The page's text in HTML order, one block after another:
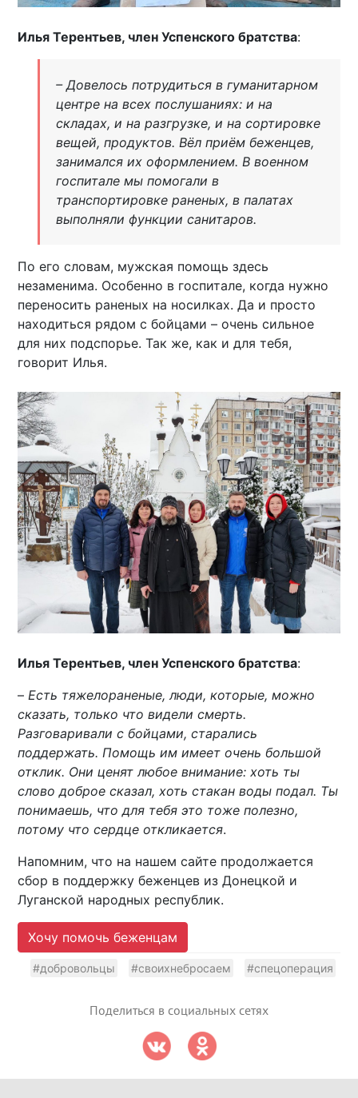
Илья Терентьев, член Успенского братства:
– Довелось потрудиться в гуманитарном
центре на всех послушаниях: и на
складах, и на разгрузке, и на сортировке
вещей, продуктов. Вёл приём беженцев,
занимался их оформлением. В военном
госпитале мы помогали в
транспортировке раненых, в палатах
выполняли функции санитаров.
По его словам, мужская помощь здесь
незаменима. Особенно в госпитале, когда нужно
переносить раненых на носилках. Да и просто
находиться рядом с бойцами – очень сильное
для них подспорье. Так же, как и для тебя,
говорит Илья.
Илья Терентьев, член Успенского братства:
–Есть тяжелораненые, люди, которые, можно
сказать, только что видели смерть.
Разговаривали с бойцами, старались
поддержать. Помощь им имеет очень большой
отклик. Они ценят любое внимание: хоть ты
слово доброе сказал, хоть стакан воды подал. Ты
понимаешь, что для тебя это тоже полезно,
потому что сердце откликается.
Напомним, что на нашем сайте продолжается
сбор в поддержку беженцев из Донецкой и
Луганской народных республик.
Хочу помочь беженцам
#добровольцы #своихнебросаем #спецоперация
Поделиться в социальных сетях